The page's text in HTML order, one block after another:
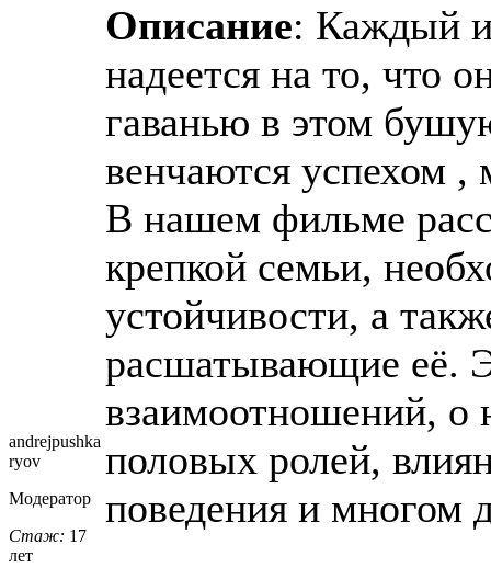
andrejpushka
ryov
Модератор
Стаж: 17
лет
Описание: Каждый
надеется на то, что
гаванью в этом
венчаются успехом ,
В нашем фильме
крепкой семьи,
устойчивости, а
расшатывающие её.
взаимоотношений, о
половых ролей,
поведения и многом